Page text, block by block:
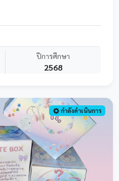
ปีการศึกษา
2568
กำลังดำเนินการ